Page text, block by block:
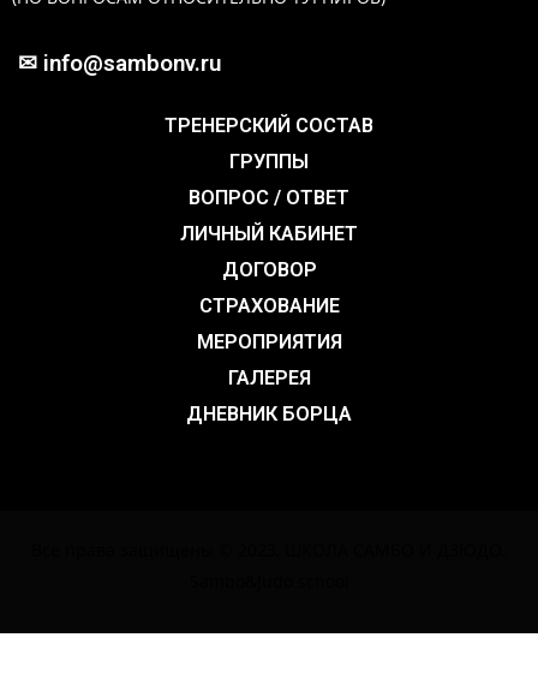
✉ info@sambonv.ru
ТРЕНЕРСКИЙ СОСТАВ
ГРУППЫ
ВОПРОС / ОТВЕТ
ЛИЧНЫЙ КАБИНЕТ
ДОГОВОР
СТРАХОВАНИЕ
МЕРОПРИЯТИЯ
ГАЛЕРЕЯ
ДНЕВНИК БОРЦА